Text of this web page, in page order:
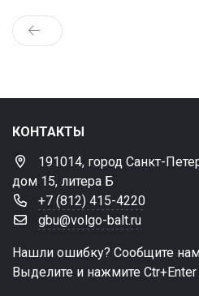
КОНТАКТЫ
191014, город Санкт-
дом 15, литера Б
+7 (812) 415-4220
gbu@volgo-balt.ru
Нашли ошибку? Сообщите
Выделите и нажмите Ctr+Enter